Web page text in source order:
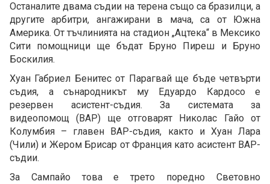
Останалите двама съдии на терена също са бразилци, а
другите арбитри, ангажирани в мача, са от Южна
Америка. От тъчлинията на стадион „Ацтека“ в Мексико
Сити помощници ще бъдат Бруно Пиреш и Бруно
Боскилия.
Хуан Габриел Бенитес от Парагвай ще бъде четвърти
съдия, а сънародникът му Едуардо Кардосо е
резервен асистент-съдия. За системата за
видеопомощ (ВАР) ще отговарят Николас Гайо от
Колумбия – главен ВАР-съдия, както и Хуан Лара
(Чили) и Жером Брисар от Франция като асистент ВАР-
съдии.
За Сампайо това е трето поредно Световно